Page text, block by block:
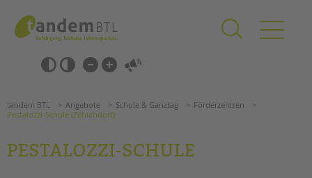
springen
Barrierefrei-
Einstellungen
überspringen
überspringen
KITA & FRÜHE HILFEN
SCHULE & GANZTAG
tandem BTL Angebote Schule & Ganztag
Förderzentren
Pestalozzi-Schule (Zehlendorf)
PESTALOZZI-SCHULE